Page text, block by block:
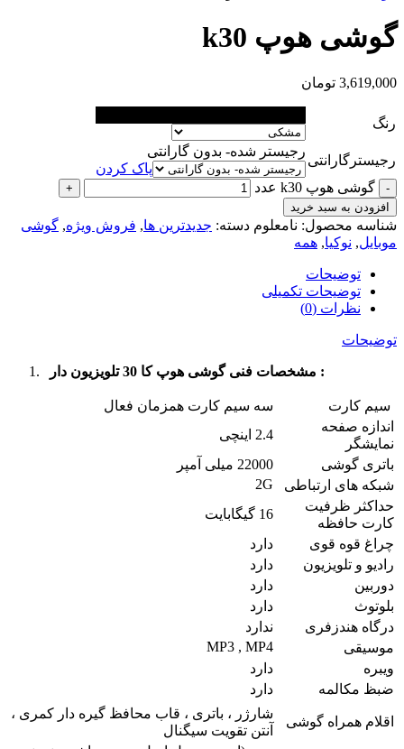
گوشی هوپ k30
3,619,000 تومان
رنگ
رجیسترگارانتی
رجیستر شده- بدون گارانتی
پاک کردن
گوشی هوپ k30 عدد
افزودن به سبد خرید
شناسه محصول: نامعلوم دسته: جدیدترین ها, فروش ویژه, گوشی
موبایل, نوکیا, همه
توضیحات
توضیحات تکمیلی
نظرات (0)
توضیحات
مشخصات فنی گوشی هوپ کا 30 تلویزیون دار :
سیم کارت
سه سیم کارت همزمان فعال
اندازه صفحه
نمایشگر
2.4 اینچی
باتری گوشی
22000 میلی آمپر
شبکه های ارتباطی
2G
حداکثر ظرفیت
کارت حافظه
16 گیگابایت
چراغ قوه قوی
دارد
رادیو و تلویزیون
دارد
دوربین
دارد
بلوتوث
دارد
درگاه هندزفری
ندارد
موسیقی
MP3 , MP4
ویبره
دارد
ضبظ مکالمه
دارد
اقلام همراه گوشی
شارژر ، باتری ، قاب محافظ گیره دار کمری ،
آنتن تقویت سیگنال